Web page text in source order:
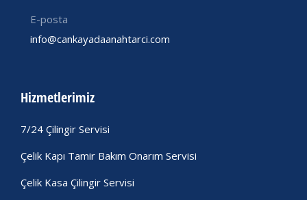
E-posta
info@cankayadaanahtarci.com
Hizmetlerimiz
7/24 Çilingir Servisi
Çelik Kapı Tamir Bakım Onarım Servisi
Çelik Kasa Çilingir Servisi